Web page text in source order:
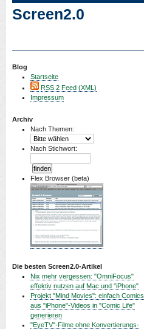
Screen2.0
Blog
Startseite
RSS 2 Feed (XML)
Impressum
Archiv
Nach Themen:
Nach Stichwort:
Flex Browser (beta)
Die besten Screen2.0-Artikel
Nix mehr vergessen: "OmniFocus"
effektiv nutzen auf Mac und "iPhone"
Projekt "Mind Movies": einfach Comics
aus "iPhone"-Videos in "Comic Life"
generieren
"EyeTV"-Filme ohne Konvertierungs-